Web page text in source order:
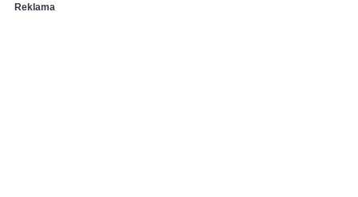
Reklama